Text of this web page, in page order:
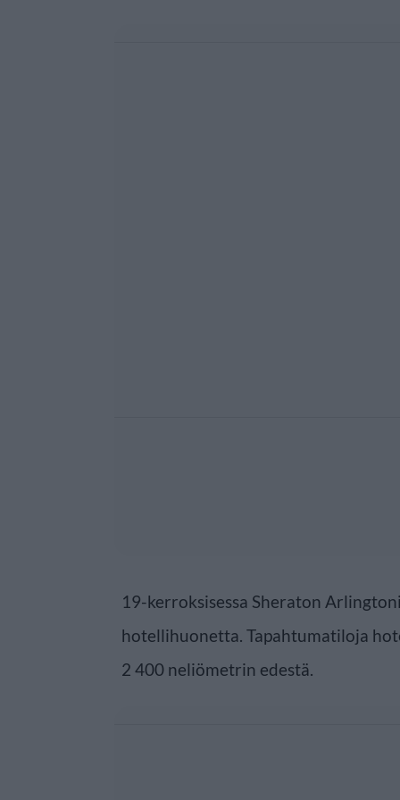
19-kerroksisessa Sheraton
hotellihuonetta. Tapahtumatiloja
2 400 neliömetrin edestä.